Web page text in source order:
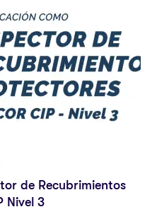
de Recubrimientos
Nivel 3